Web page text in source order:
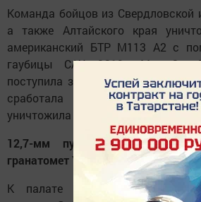
Команда бойцов из Свердловской
а также Алтайского края
американский БТР М113 А2 с
гаубицы САУ 2С19 «Мста-С».
поступила задача уничтожить
сработала и с первого
уничтожила цель.
12,7-мм пулемет Browning и
гранатомет УАГ-40
К палате со стрелковым